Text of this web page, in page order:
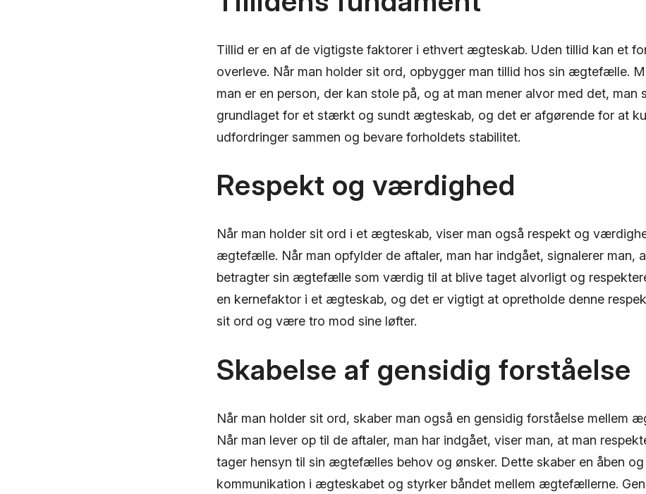
Tillid er en af ​​de vigtigste faktorer i ethvert ægteskab. Uden tillid kan et
overleve. Når man holder sit ord, opbygger man tillid hos sin ægtefælle.
man er en person, der kan stole på, og at man mener alvor med det, man
grundlaget for et stærkt og sundt ægteskab, og det er afgørende for at
udfordringer sammen og bevare forholdets stabilitet.
Respekt og værdighed
Når man holder sit ord i et ægteskab, viser man også respekt og
ægtefælle. Når man opfylder de aftaler, man har indgået, signalerer man,
betragter sin ægtefælle som værdig til at blive taget alvorligt og
en kernefaktor i et ægteskab, og det er vigtigt at opretholde denne
sit ord og være tro mod sine løfter.
Skabelse af gensidig forståelse
Når man holder sit ord, skaber man også en gensidig forståelse mellem
Når man lever op til de aftaler, man har indgået, viser man, at man
tager hensyn til sin ægtefælles behov og ønsker. Dette skaber en åben og
kommunikation i ægteskabet og styrker båndet mellem ægtefællerne.